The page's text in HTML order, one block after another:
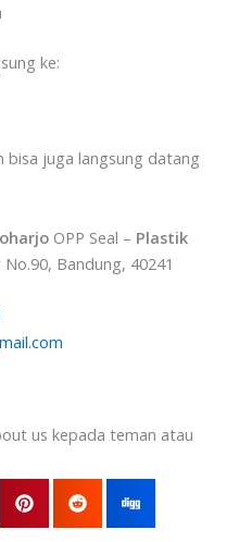
ke:
bisa juga langsung datang
OPP Seal – Plastik
Bandung, 40241
us kepada teman atau